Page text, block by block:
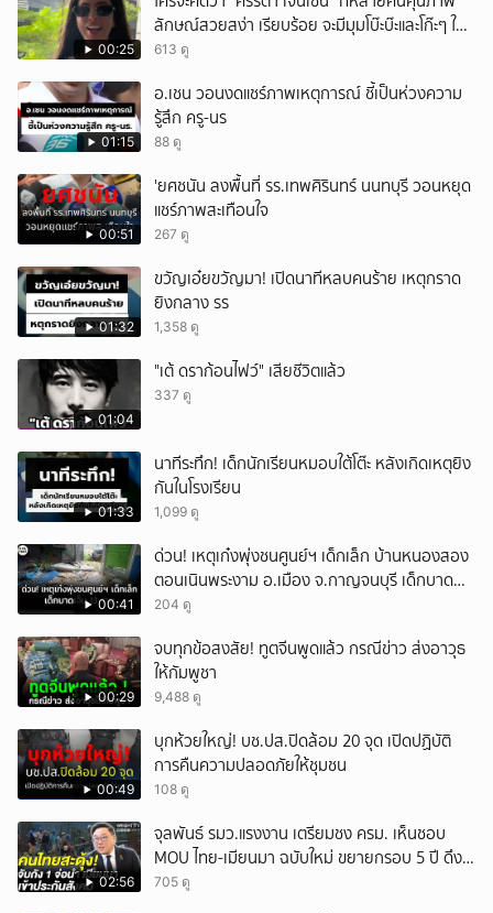
00:25
ลักษณ์สวยสง่า เรียบร้อย จะมีมุมโบ๊ะบ๊ะและโก๊ะๆ ให้
ได้อมยิ้มเหมือนกัน งานนี้ทำเอาแฟนๆ ทั้งเอ็นดูทั้ง
613 ดู
01:15
อ.เชน วอนงดแชร์ภาพเหตุการณ์ ชี้เป็นห่วงความ
รู้สึก ครู-นร
88 ดู
00:51
'ยศชนัน ลงพื้นที่ รร.เทพศิรินทร์ นนทบุรี วอนหยุด
แชร์ภาพสะเทือนใจ
267 ดู
01:32
ขวัญเอ๋ยขวัญมา! เปิดนาทีหลบคนร้าย เหตุกราด
ยิงกลาง รร
1,358 ดู
01:04
"เต้ ดราก้อนไฟว์" เสียชีวิตแล้ว
337 ดู
01:33
นาทีระทึก! เด็กนักเรียนหมอบใต้โต๊ะ หลังเกิดเหตุยิง
กันในโรงเรียน
1,099 ดู
00:41
ด่วน! เหตุเก๋งพุ่งชนศูนย์ฯ เด็กเล็ก บ้านหนองสอง
ตอนเนินพระงาม อ.เมือง จ.กาญจนบุรี เด็กบาด
เจ็บ 13 ราย
204 ดู
00:29
จบทุกข้อสงสัย! ทูตจีนพูดแล้ว กรณีข่าว ส่งอาวุธ
ให้กัมพูชา
9,488 ดู
00:49
บุกห้วยใหญ่! บช.ปส.ปิดล้อม 20 จุด เปิดปฏิบัติ
การคืนความปลอดภัยให้ชุมชน
108 ดู
02:56
จุลพันธ์ รมว.แรงงาน เตรียมชง ครม. เห็นชอบ
MOU ไทย-เมียนมา ฉบับใหม่ ขยายกรอบ 5 ปี ดึง
แรงงานเข้าระบบ
705 ดู